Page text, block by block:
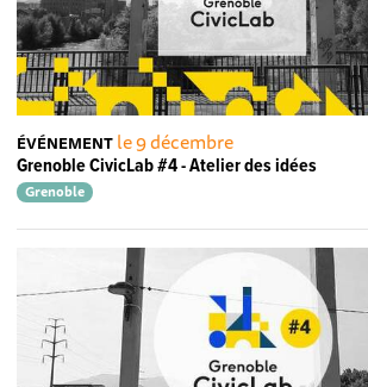
ÉVÉNEMENT le 9 décembre
Grenoble CivicLab #4 - Atelier des idées
Grenoble